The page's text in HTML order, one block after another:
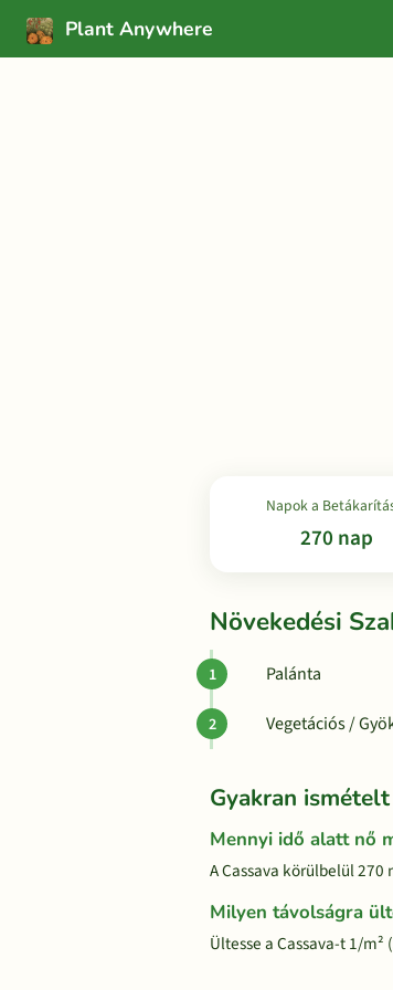
Plant Anywhere
Napok a
270 nap
Növekedési
Palánta
Vegetációs /
Gyakran
Mennyi idő alatt nő
A Cassava körülbelül
Milyen távolságra
Ültesse a Cassava-t 1/